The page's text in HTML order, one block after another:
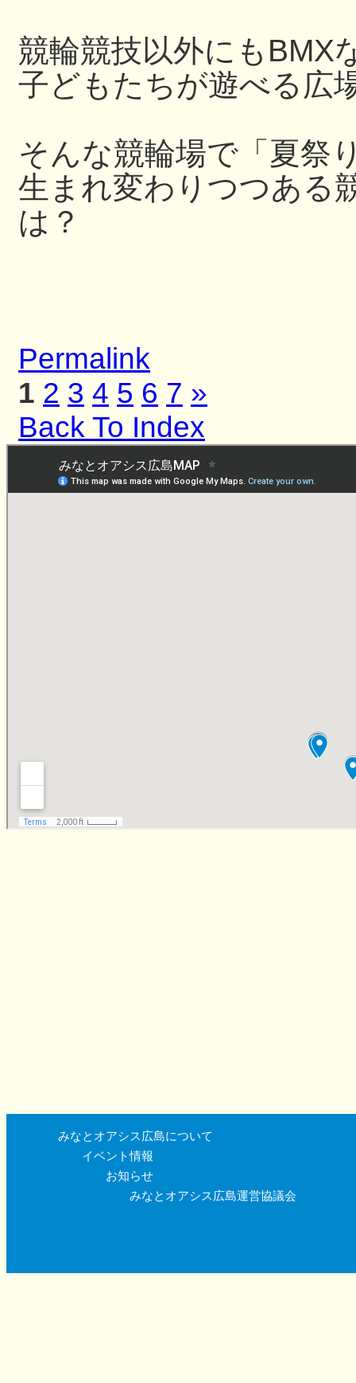
競輪競技以外にもBMX
子どもたちが遊べる広
そんな競輪場で「夏祭
生まれ変わりつつある
は？
Permalink
1 2 3 4 5 6 7 »
Back To Index
みなとオアシス広島について
イベント情報
お知らせ
みなとオアシス広島運営協議会